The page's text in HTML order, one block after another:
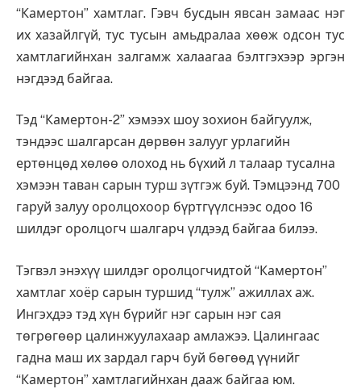
“Камертон” хамтлаг. Гэвч бусдын явсан замаас нэг
их хазайлгүй, тус тусын амьдралаа хөөж одсон тус
хамтлагийнхан залгамж халаагаа бэлтгэхээр эргэн
нэгдээд байгаа.
Тэд “Камертон-2” хэмээх шоу зохион байгуулж,
тэндээс шалгарсан дөрвөн залууг урлагийн
ертөнцөд хөлөө олоход нь бүхий л талаар тусална
хэмээн таван сарын турш зүтгэж буй. Тэмцээнд 700
гаруй залуу оролцохоор бүртгүүлснээс одоо 16
шилдэг оролцогч шалгарч үлдээд байгаа билээ.
Тэгвэл энэхүү шилдэг оролцогчидтой “Камертон”
хамтлаг хоёр сарын туршид “тулж” ажиллах аж.
Ингэхдээ тэд хүн бүрийг нэг сарын нэг сая
төгрөгөөр цалинжуулахаар амлажээ. Цалингаас
гадна маш их зардал гарч буй бөгөөд үүнийг
“Камертон” хамтлагийнхан дааж байгаа юм.